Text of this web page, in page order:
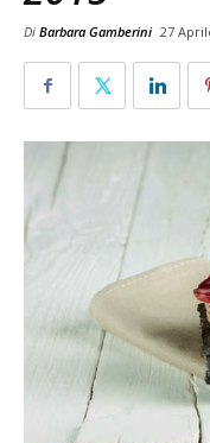
Di Barbara Gamberini 27